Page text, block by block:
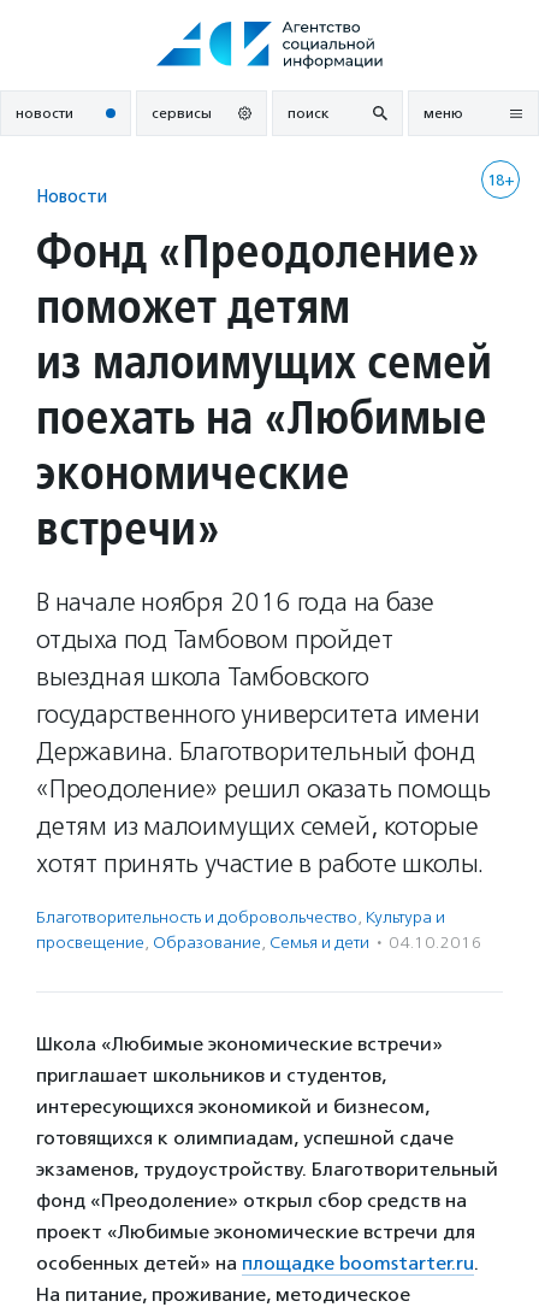
новости сервисы поиск меню
18+
Новости
Фонд «Преодоление»
поможет детям
из малоимущих семей
поехать на «Любимые
экономические
встречи»
В начале ноября 2016 года на базе
отдыха под Тамбовом пройдет
выездная школа Тамбовского
государственного университета имени
Державина. Благотворительный фонд
«Преодоление» решил оказать помощь
детям из малоимущих семей, которые
хотят принять участие в работе школы.
Благотвори­тель­ность и доброволь­чест­во, Культура и
просвещение, Образование, Семья и дети · 04.10.2016
Школа «Любимые экономические встречи»
приглашает школьников и студентов,
интересующихся экономикой и бизнесом,
готовящихся к олимпиадам, успешной сдаче
экзаменов, трудоустройству. Благотворительный
фонд «Преодоление» открыл сбор средств на
проект «Любимые экономические встречи для
особенных детей» на площадке boomstarter.ru.
На питание, проживание, методическое